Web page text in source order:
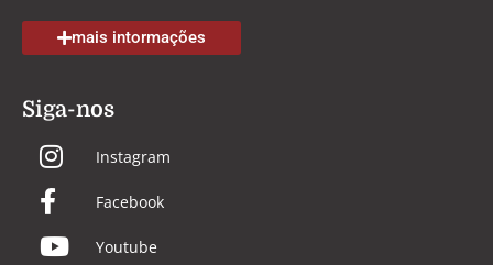
mais intormações
Siga-nos
Instagram
Facebook
Youtube